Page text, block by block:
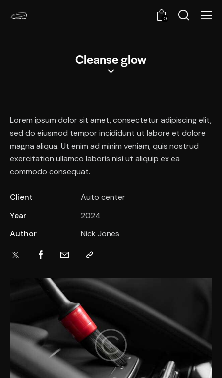
0
Cleanse glow
Lorem ipsum dolor sit amet, consectetur adipiscing elit,
sed do eiusmod tempor incididunt ut labore et dolore
magna aliqua. Ut enim ad minim veniam, quis nostrud
exercitation ullamco laboris nisi ut aliquip ex ea
commodo consequat.
Client
Auto center
Year
2024
Author
Nick Jones